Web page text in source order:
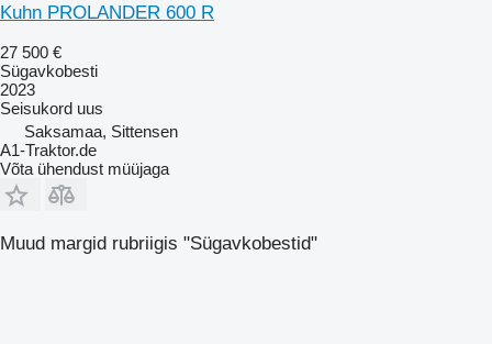
Kuhn PROLANDER 600 R
27 500 €
Sügavkobesti
2023
Seisukord uus
Saksamaa, Sittensen
A1-Traktor.de
Võta ühendust müüjaga
Muud margid rubriigis "Sügavkobestid"